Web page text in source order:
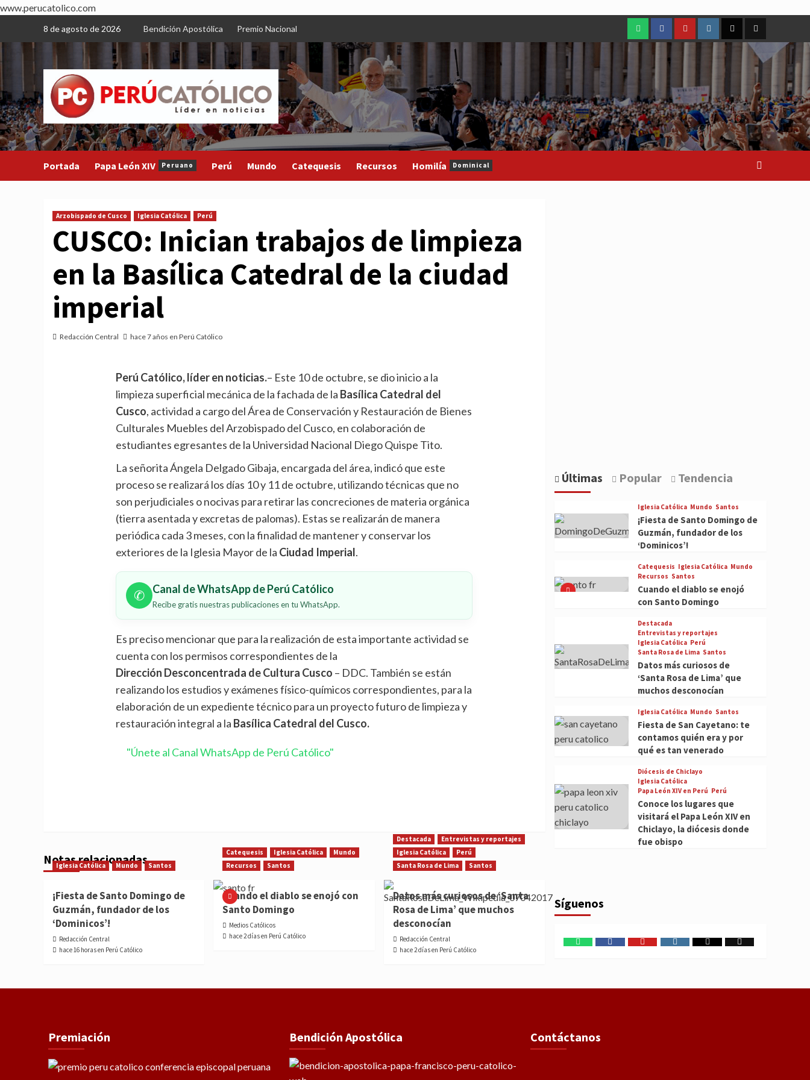
www.perucatolico.com
content
8 de agosto de 2026 Bendición Apostólica Premio Nacional
WhatsAppFacebookYoutubeInstagram
X TikTok
Portada Papa León XIV Peruano Perú Mundo Catequesis Recursos Homilía Dominical
Arzobispado de Cusco Iglesia Católica Perú
CUSCO: Inician trabajos de limpieza
en la Basílica Catedral de la ciudad
imperial
Redacción Central hace 7 años en Perú Católico
Perú Católico, líder en noticias.– Este 10 de octubre, se dio inicio a la
limpieza superficial mecánica de la fachada de la Basílica Catedral del
Cusco, actividad a cargo del Área de Conservación y Restauración de Bienes
Culturales Muebles del Arzobispado del Cusco, en colaboración de
estudiantes egresantes de la Universidad Nacional Diego Quispe Tito.
La señorita Ángela Delgado Gibaja, encargada del área, indicó que este
proceso se realizará los días 10 y 11 de octubre, utilizando técnicas que no
son perjudiciales o nocivas para retirar las concreciones de materia orgánica
(tierra asentada y excretas de palomas). Estas se realizarán de manera
periódica cada 3 meses, con la finalidad de mantener y conservar los
exteriores de la Iglesia Mayor de la Ciudad Imperial.
✆ Canal de WhatsApp de Perú Católico
Recibe gratis nuestras publicaciones en tu WhatsApp.
Es preciso mencionar que para la realización de esta importante actividad se
cuenta con los permisos correspondientes de la
Dirección Desconcentrada de Cultura Cusco – DDC. También se están
realizando los estudios y exámenes físico-químicos correspondientes, para la
elaboración de un expediente técnico para un proyecto futuro de limpieza y
restauración integral a la Basílica Catedral del Cusco.
"Únete al Canal WhatsApp de Perú Católico"
Notas relacionadas
Iglesia Católica Mundo Santos
¡Fiesta de Santo Domingo de
Guzmán, fundador de los
‘Dominicos’!
Redacción Central
hace 16 horas en Perú Católico
Catequesis Iglesia Católica
Mundo
Recursos
Santos
Cuando el diablo se enojó con
Santo Domingo
Medios Católicos
hace 2 días en Perú Católico
Destacada
Entrevistas y reportajes
Iglesia Católica
Perú
Santa Rosa de Lima
Santos
Datos más curiosos de ‘Santa
Rosa de Lima’ que muchos
desconocían
Redacción Central
hace 2 días en Perú Católico
Últimas Popular Tendencia
Iglesia Católica Mundo Santos
¡Fiesta de Santo Domingo de
Guzmán, fundador de los
‘Dominicos’!
Catequesis Iglesia Católica Mundo
Recursos Santos
Cuando el diablo se enojó
con Santo Domingo
Destacada
Entrevistas y reportajes
Iglesia Católica Perú
Santa Rosa de Lima Santos
Datos más curiosos de
‘Santa Rosa de Lima’ que
muchos desconocían
Iglesia Católica Mundo Santos
Fiesta de San Cayetano: te
contamos quién era y por
qué es tan venerado
Diócesis de Chiclayo
Iglesia Católica
Papa León XIV en Perú Perú
Conoce los lugares que
visitará el Papa León XIV en
Chiclayo, la diócesis donde
fue obispo
Síguenos
WhatsAppFacebookYoutubeInstagram
X TikTok
Premiación Bendición Apostólica Contáctanos